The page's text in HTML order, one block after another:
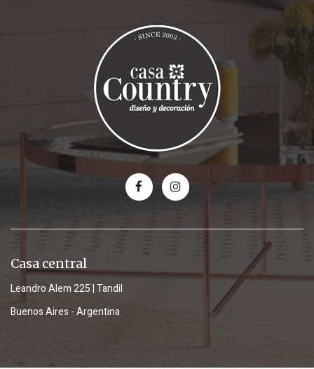
Casa central
Leandro Alem 225 | Tandil
Buenos Aires - Argentina